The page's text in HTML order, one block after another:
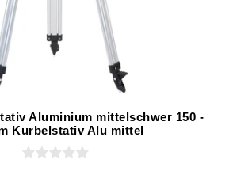
Aluminium mittelschwer 150 -
Kurbelstativ Alu mittel